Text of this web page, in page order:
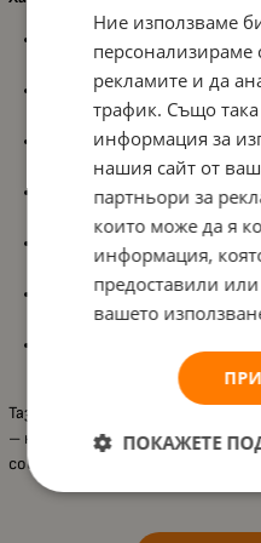
уменията на най-малките;
Книжка наспирала , удобна
навсякъде;
Включва10 пъзела със
които развиват
страници за
5 листа със
варианти на лепене и
холограмно покритие,
атрактивна и любима за
, докато
Тази книжка е чудесен избор
– носи спокойни творчески
собственоръчно „сглобените“
Ние използваме
рекламите и да
трафик. Също
информация за
нашия сайт от
партньори за
които може да я
информация,
предоставили
вашето
ПОКАЖЕТЕ